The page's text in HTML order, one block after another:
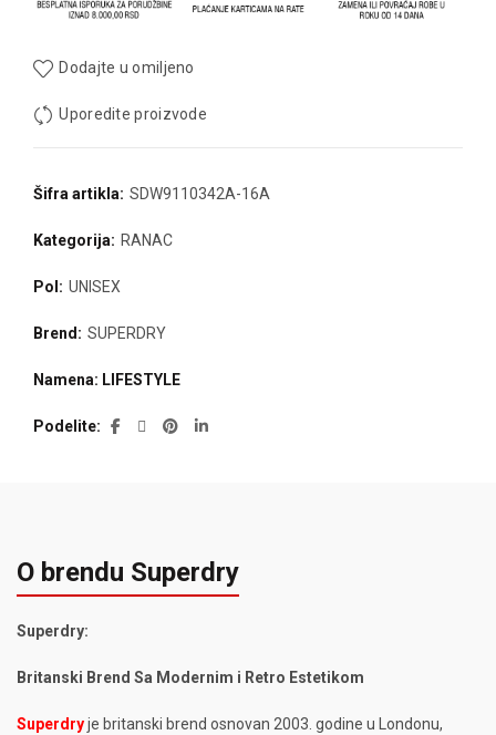
Dodajte u omiljeno
Uporedite proizvode
Šifra artikla: SDW9110342A-16A
Kategorija: RANAC
Pol: UNISEX
Brend: SUPERDRY
Namena: LIFESTYLE
Podelite
O brendu Superdry
Superdry:
Britanski Brend Sa Modernim i Retro Estetikom
Superdryje britanski brend osnovan 2003. godine u Londonu,